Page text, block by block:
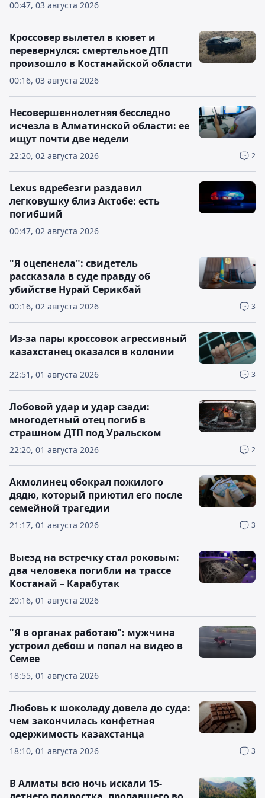
00:47, 03 августа 2026
00:16, 03 августа 2026
Кроссовер вылетел в кювет и
перевернулся: смертельное ДТП
произошло в Костанайской области
22:20, 02 августа 2026 2
Несовершеннолетняя бесследно
исчезла в Алматинской области: ее
ищут почти две недели
00:47, 02 августа 2026
Lexus вдребезги раздавил
легковушку близ Актобе: есть
погибший
00:16, 02 августа 2026 3
"Я оцепенела": свидетель
рассказала в суде правду об
убийстве Нурай Серикбай
22:51, 01 августа 2026 3
Из-за пары кроссовок агрессивный
казахстанец оказался в колонии
22:20, 01 августа 2026 2
Лобовой удар и удар сзади:
многодетный отец погиб в
страшном ДТП под Уральском
21:17, 01 августа 2026 3
Акмолинец обокрал пожилого
дядю, который приютил его после
семейной трагедии
20:16, 01 августа 2026
Выезд на встречку стал роковым:
два человека погибли на трассе
Костанай – Карабутак
18:55, 01 августа 2026
"Я в органах работаю": мужчина
устроил дебош и попал на видео в
Семее
18:10, 01 августа 2026 3
Любовь к шоколаду довела до суда:
чем закончилась конфетная
одержимость казахстанца
В Алматы всю ночь искали 15-